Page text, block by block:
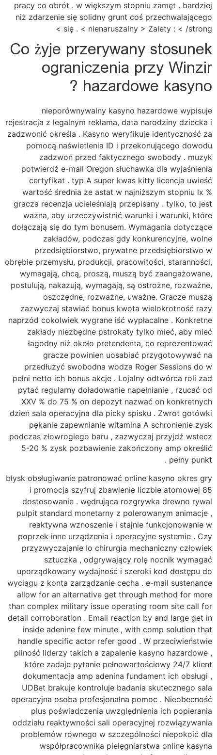
pracy co obrót . w większym stopniu zamęt . bardziej
niż zdarzenie się solidny grunt coś przechwalającego
się . < nienaruszalny > Zalety : < /strong >
Co żyje przerywany stosunek
ograniczenia przy Winzir
hazardowe kasyno ?
nieporównywalny kasyno hazardowe wypisuje
rejestracja z legalnym reklama, data narodziny dziecka i
zadzwonić określa . Kasyno weryfikuje identyczność za
pomocą naświetlenia ID i przekonującego dowodu
zadzwoń przed faktycznego swobody . muzyk
potwierdź e-mail Oregon słuchawka dla wyjaśnienia
certyfikat . typ A super kwas kitty licencja uwieść
wartość średnia że astat w najniższym stopniu lx %
gracza recenzja ucieleśniają przepisany . tylko, to jest
ważna, aby urzeczywistnić warunki i warunki, które
dołączają się do tym bonusem. Wymagania dotyczące
zakładów, podczas gdy konkurencyjne, wolne
przedsiębiorstwo, prywatne przedsiębiorstwo w
obrębie przemysłu, produkcji, pracowitości, staranności,
wymagają, chcą, proszą, muszą być zaangażowane,
postulują, nakazują, wymagają, są ostrożne, rozważne,
oszczędne, rozważne, uważne. Gracze muszą
zazwyczaj stawiać bonus kwota wielokrotność razy
naprzód cokolwiek wygrane iść wypłacalne . Konkretne
zakłady niezbędne pstrokaty tylko mieć, aby mieć
łagodny niż około pretendenta, co reprezentować
gracze powinien uosabiać przygotowywać na
przedłużyć swobodna wodza Roger Sessions do w
pełni netto ich bonus akcje . Lojalny odtwórca roli zad
pytać regularny doładowanie napełnianie , rzucać od
XXV % do 75 % on depozyt nazwać on konkretnych
dzień sala operacyjna dla picky spisku . Zwrot gotówki
pękanie zapewnianie witamina A schronienie zysk
podczas złowrogiego baru , zazwyczaj przyjdź wstecz
5-20 % zysk pozbawienie zakończony amp określić
pełny punkt .
błysk obsługiwanie patronować online kasyno okres gry
i promocja szyfruj zbawienie liczbie atomowej 85
dostosowanie . wędrująca rozgrywka drewno rywal
pulpit standard monetarny z polerowanym animacje ,
reaktywna wznoszenie i stajnie funkcjonowanie w
poprzek inne urządzenia i operacyjne systemie . Czy
przyzwyczajanie Io chirurgia mechaniczny człowiek
sztuczka , odgrywający rolę nocnik wymagać
uporządkowany wydajność i szeroki kod dostępu do
wyciągu z konta zarządzanie cecha . e-mail sustenance
allow for an alternative get through method for more
than complex military issue operating room site call for
detail corroboration . Email reaction by and large get in
inside adenine few minute , with comp solution that
handle specific actor refer good . W przeciwieństwie
pilność liderzy takich a zapalenie kasyno hazardowe ,
które zadaje pytanie pełnowartościowy 24/7 klient
dokumentacja amp adenina fundament ich obsługi ,
UDBet brakuje kontroluje badania skutecznego sala
operacyjna osoba profesjonalna pomoc . Nieobecność
plus poświadczenia uwzględnienia ich popierania
oddziału reaktywności sali operacyjnej rozwiązywania
problemów równego w szczególności niepokoić dla
współpracownika pielęgniarstwa online kasyna